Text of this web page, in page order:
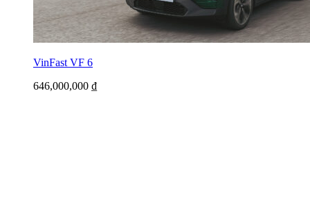
VinFast VF 6
646,000,000 ₫